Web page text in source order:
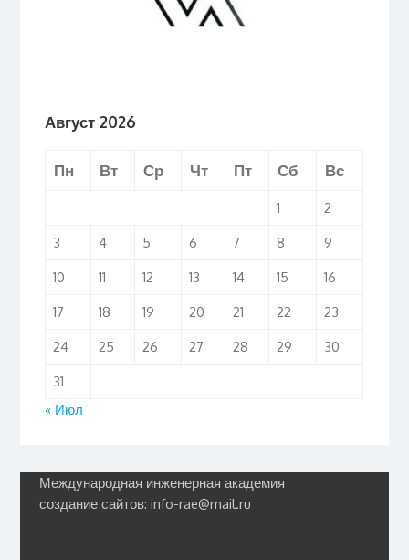
Август 2026
Пн Вт Ср Чт Пт Сб Вс
1
2
3
4 5 6 7 8
9
10
11 12 13 14 15
16
17
18 19 20 21 22
23
24
25 26 27 28 29
30
31
« Июл
Международная инженерная академия
создание сайтов: info-rae@mail.ru